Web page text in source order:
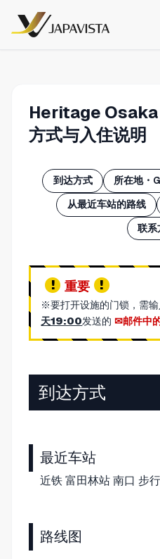
Heritage Osaka
方式与入住说明
到达方式 所在地・
从最近车站的路线
联系
重要
※要打开设施的门锁，需
天19:00发送的 邮件中
到达方式
最近车站
近铁 富田林站 南口 步
路线图